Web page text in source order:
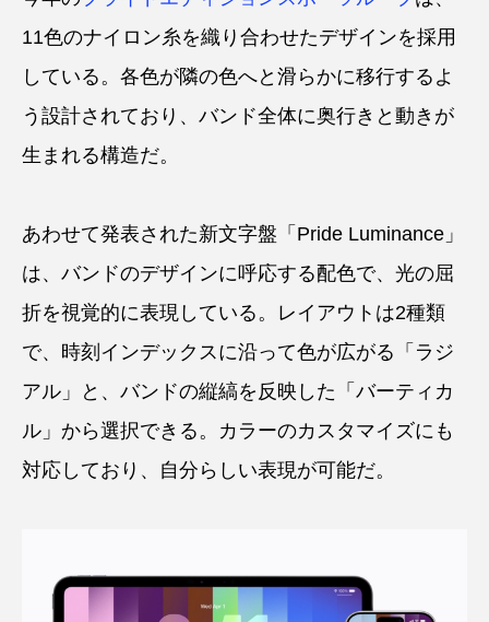
11色のナイロン糸を織り合わせたデザインを採用
している。各色が隣の色へと滑らかに移行するよ
う設計されており、バンド全体に奥行きと動きが
生まれる構造だ。
あわせて発表された新文字盤「Pride Luminance」
は、バンドのデザインに呼応する配色で、光の屈
折を視覚的に表現している。レイアウトは2種類
で、時刻インデックスに沿って色が広がる「ラジ
アル」と、バンドの縦縞を反映した「バーティカ
ル」から選択できる。カラーのカスタマイズにも
対応しており、自分らしい表現が可能だ。